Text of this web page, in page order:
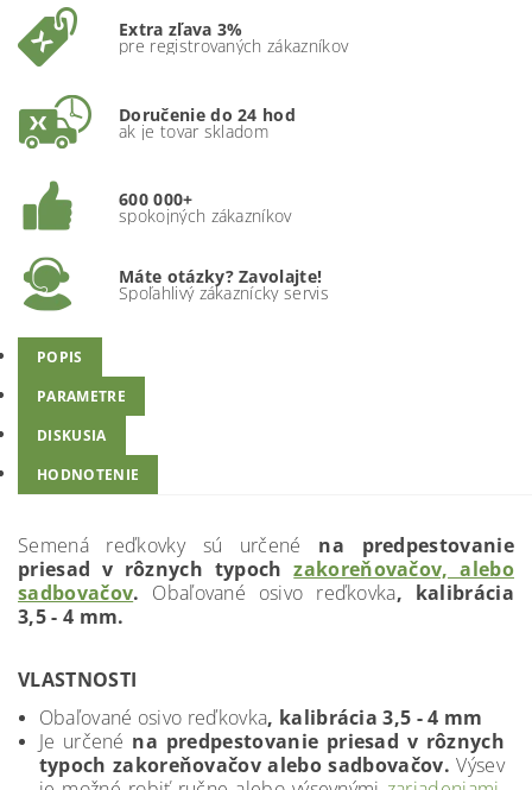
Extra zľava 3%
pre registrovaných zákazníkov
Doručenie do 24 hod
ak je tovar skladom
600 000+
spokojných zákazníkov
Máte otázky? Zavolajte!
Spoľahlivý zákaznícky servis
POPIS
PARAMETRE
DISKUSIA
HODNOTENIE
Semená reďkovky sú určené na predpestovanie
priesad v rôznych typochzakoreňovačov, alebo
sadbovačov. Obaľované osivo reďkovka, kalibrácia
3,5 - 4 mm.
VLASTNOSTI
Obaľované osivo reďkovka, kalibrácia 3,5 - 4 mm
Je určené na predpestovanie priesad v rôznych
typoch zakoreňovačov alebo sadbovačov. Výsev